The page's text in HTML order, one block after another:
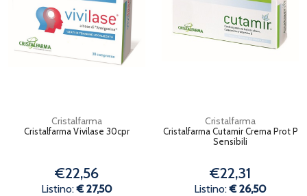
Cristalfarma
Cristalfarma Vivilase 30cpr
€22,56
Listino:€ 27,50
Cristalfarma
Cristalfarma Cutamir Crema Prot P
Sensibili
€22,31
Listino:€ 26,50